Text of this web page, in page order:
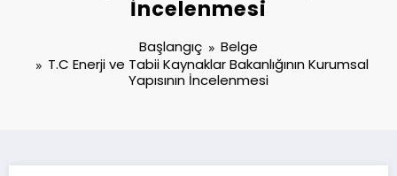
İncelenmesi
Başlangıç
Belge
T.C Enerji ve Tabii Kaynaklar Bakanlığının Kurumsal
Yapısının İncelenmesi